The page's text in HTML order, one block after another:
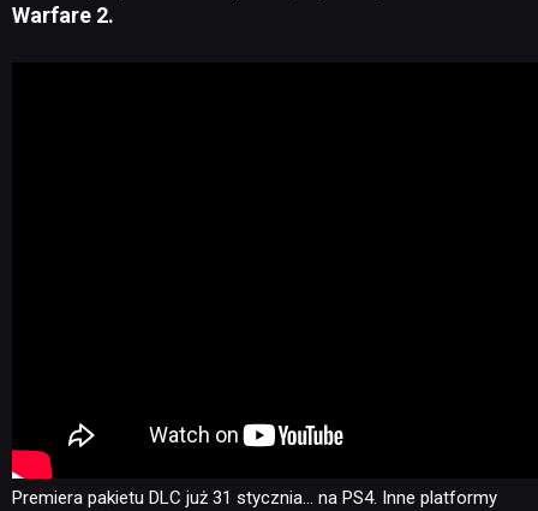
Warfare 2.
Premiera pakietu DLC już 31 stycznia… na PS4. Inne platformy